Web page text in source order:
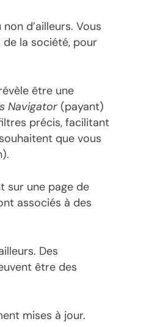
d’ailleurs. Vous
la société, pour
être une
Navigator (payant)
précis, facilitant
que vous
sur une page de
associés à des
Des
être des
mises à jour.